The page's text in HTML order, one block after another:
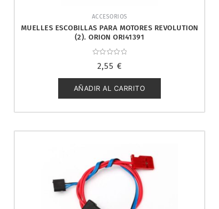
ACCESORIOS
MUELLES ESCOBILLAS PARA MOTORES REVOLUTION
(2). ORION ORI41391
con
de
5
2,55 €
AÑADIR AL CARRITO